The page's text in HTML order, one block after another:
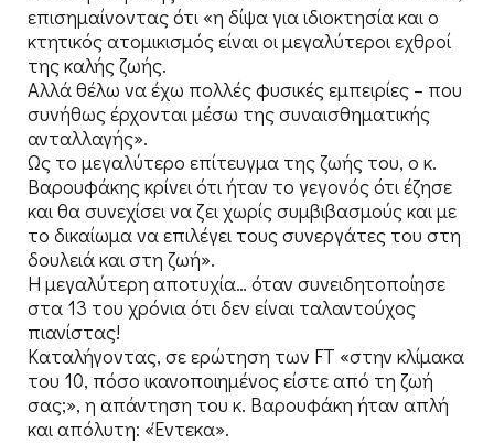
επισημαίνοντας ότι «η δίψα για ιδιοκτησία και ο
κτητικός ατομικισμός είναι οι μεγαλύτεροι εχθροί
της καλής ζωής.
Αλλά θέλω να έχω πολλές φυσικές εμπειρίες – που
συνήθως έρχονται μέσω της συναισθηματικής
ανταλλαγής».
Ως το μεγαλύτερο επίτευγμα της ζωής του, ο κ.
Βαρουφάκης κρίνει ότι ήταν το γεγονός ότι έζησε
και θα συνεχίσει να ζει χωρίς συμβιβασμούς και με
το δικαίωμα να επιλέγει τους συνεργάτες του στη
δουλειά και στη ζωή».
Η μεγαλύτερη αποτυχία… όταν συνειδητοποίησε
στα 13 του χρόνια ότι δεν είναι ταλαντούχος
πιανίστας!
Καταλήγοντας, σε ερώτηση των FT «στην κλίμακα
του 10, πόσο ικανοποιημένος είστε από τη ζωή
σας;», η απάντηση του κ. Βαρουφάκη ήταν απλή
και απόλυτη: «Έντεκα».